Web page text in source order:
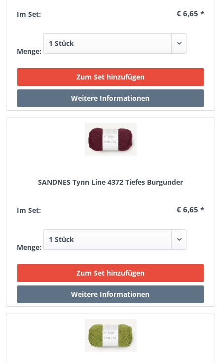
Im Set: € 6,65 *
Menge:
SANDNES Tynn Line 4372 Tiefes Burgunder
Im Set: € 6,65 *
Menge: